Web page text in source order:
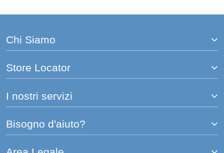
Chi Siamo
Store Locator
I nostri servizi
Bisogno d'aiuto?